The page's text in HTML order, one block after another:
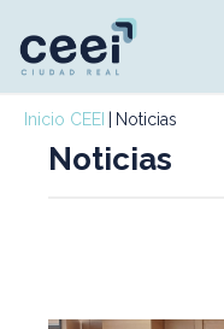
Inicio CEEI Noticias
Noticias